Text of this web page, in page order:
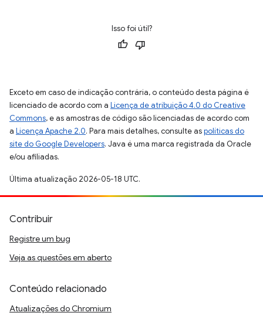
Isso foi útil?
Exceto em caso de indicação contrária, o conteúdo desta página é
licenciado de acordo com a Licença de atribuição 4.0 do Creative
Commons, e as amostras de código são licenciadas de acordo com
a Licença Apache 2.0. Para mais detalhes, consulte aspolíticas do
site do Google Developers. Java é uma marca registrada da Oracle
e/ou afiliadas.
Última atualização 2026-05-18 UTC.
Contribuir
Registre um bug
Veja as questões em aberto
Conteúdo relacionado
Atualizações do Chromium